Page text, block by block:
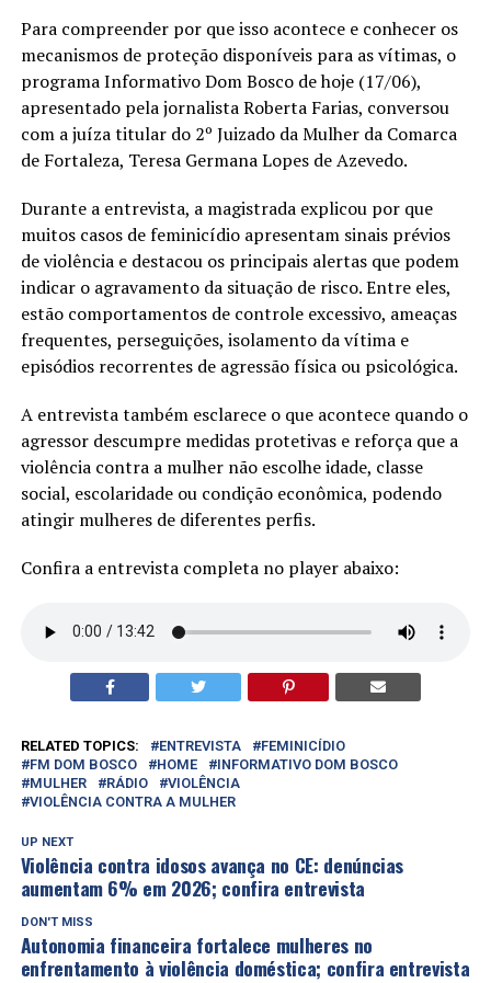
Para compreender por que isso acontece e conhecer os
mecanismos de proteção disponíveis para as vítimas, o
programa Informativo Dom Bosco de hoje (17/06),
apresentado pela jornalista Roberta Farias, conversou
com a juíza titular do 2º Juizado da Mulher da Comarca
de Fortaleza, Teresa Germana Lopes de Azevedo.
Durante a entrevista, a magistrada explicou por que
muitos casos de feminicídio apresentam sinais prévios
de violência e destacou os principais alertas que podem
indicar o agravamento da situação de risco. Entre eles,
estão comportamentos de controle excessivo, ameaças
frequentes, perseguições, isolamento da vítima e
episódios recorrentes de agressão física ou psicológica.
A entrevista também esclarece o que acontece quando o
agressor descumpre medidas protetivas e reforça que a
violência contra a mulher não escolhe idade, classe
social, escolaridade ou condição econômica, podendo
atingir mulheres de diferentes perfis.
Confira a entrevista completa no player abaixo:
RELATED TOPICS: ENTREVISTA
FEMINICÍDIO
FM DOM BOSCO
HOME
INFORMATIVO DOM BOSCO
MULHER
RÁDIO
VIOLÊNCIA
VIOLÊNCIA CONTRA A MULHER
UP NEXT
Violência contra idosos avança no CE: denúncias
aumentam 6% em 2026; confira entrevista
DON'T MISS
Autonomia financeira fortalece mulheres no
enfrentamento à violência doméstica; confira entrevista